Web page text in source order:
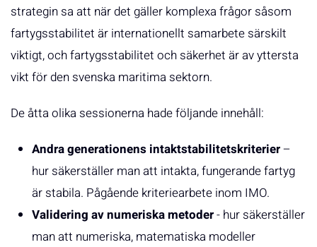
strategin sa att när det gäller komplexa frågor såsom
fartygsstabilitet är internationellt samarbete särskilt
viktigt, och fartygsstabilitet och säkerhet är av yttersta
vikt för den svenska maritima sektorn.
De åtta olika sessionerna hade följande innehåll:
Andra generationens intaktstabilitetskriterier–
hur säkerställer man att intakta, fungerande fartyg
är stabila. Pågående kriteriearbete inom IMO.
Validering av numeriska metoder- hur säkerställer
man att numeriska, matematiska modeller